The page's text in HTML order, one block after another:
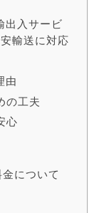
出入サービ
輸送に対応
由
の工夫
心
について